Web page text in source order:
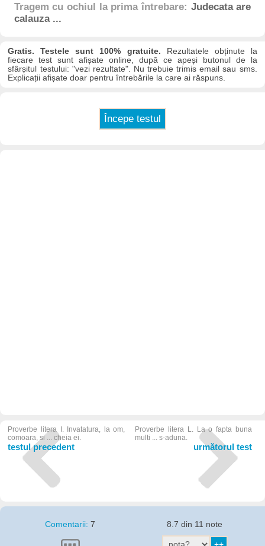
Tragem cu ochiul la prima întrebare: Judecata are
calauza ...
Gratis. Testele sunt 100% gratuite. Rezultatele obținute la
fiecare test sunt afișate online, după ce apeși butonul de la
sfârșitul testului: "vezi rezultate". Nu trebuie trimis email sau sms.
Explicații afișate doar pentru întrebările la care ai răspuns.
Proverbe litera I. Invatatura, la om,
comoara, si ... cheia ei.
testul precedent
Proverbe litera L. La o fapta buna
multi ... s-aduna.
următorul test
Comentarii:7 8.7 din 11 note